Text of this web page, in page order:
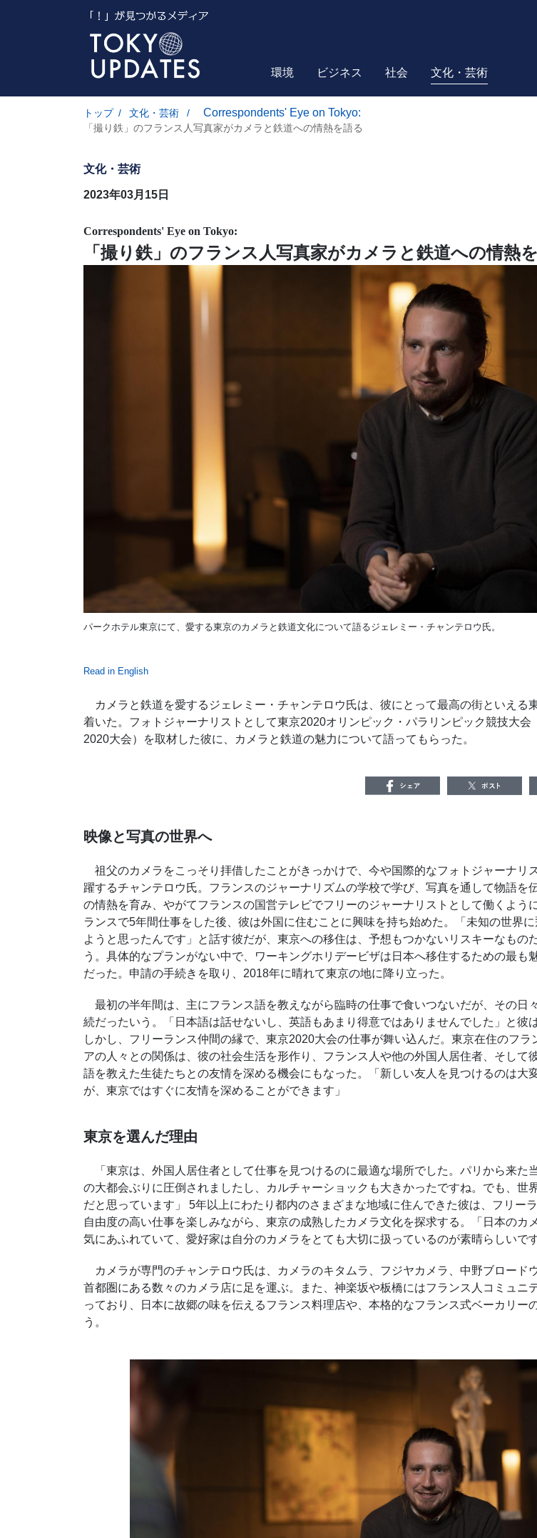
環境 ビジネス 社会 文化・芸術
トップ / 文化・芸術 / Correspondents' Eye on Tokyo:
「撮り鉄」のフランス人写真家がカメラと鉄道への情熱を語る
文化・芸術
2023年03月15日
Correspondents' Eye on Tokyo:
「撮り鉄」のフランス人写真家がカメラと鉄道への情熱
パークホテル東京にて、愛する東京のカメラと鉄道文化について語るジェレミー・チャンテロウ氏。
Read in English
カメラと鉄道を愛するジェレミー・チャンテロウ氏は、彼にとって最高の街といえる
着いた。フォトジャーナリストとして東京2020オリンピック・パラリンピック競技大会
2020大会）を取材した彼に、カメラと鉄道の魅力について語ってもらった。
映像と写真の世界へ
祖父のカメラをこっそり拝借したことがきっかけで、今や国際的なフォトジャーナリ
躍するチャンテロウ氏。フランスのジャーナリズムの学校で学び、写真を通して物語を
の情熱を育み、やがてフランスの国営テレビでフリーのジャーナリストとして働くよう
ランスで5年間仕事をした後、彼は外国に住むことに興味を持ち始めた。「未知の世界
ようと思ったんです」と話す彼だが、東京への移住は、予想もつかないリスキーなもの
う。具体的なプランがない中で、ワーキングホリデービザは日本へ移住するための最も
だった。申請の手続きを取り、2018年に晴れて東京の地に降り立った。
最初の半年間は、主にフランス語を教えながら臨時の仕事で食いつないだが、その日
続だったいう。「日本語は話せないし、英語もあまり得意ではありませんでした」と彼
しかし、フリーランス仲間の縁で、東京2020大会の仕事が舞い込んだ。東京在住のフラ
アの人々との関係は、彼の社会生活を形作り、フランス人や他の外国人居住者、そして
語を教えた生徒たちとの友情を深める機会にもなった。「新しい友人を見つけるのは大
が、東京ではすぐに友情を深めることができます」
東京を選んだ理由
「東京は、外国人居住者として仕事を見つけるのに最適な場所でした。パリから来た
の大都会ぶりに圧倒されましたし、カルチャーショックも大きかったですね。でも、世
だと思っています」 5年以上にわたり都内のさまざまな地域に住んできた彼は、フリー
自由度の高い仕事を楽しみながら、東京の成熟したカメラ文化を探求する。「日本のカ
気にあふれていて、愛好家は自分のカメラをとても大切に扱っているのが素晴らしいです
カメラが専門のチャンテロウ氏は、カメラのキタムラ、フジヤカメラ、中野ブロード
首都圏にある数々のカメラ店に足を運ぶ。また、神楽坂や板橋にはフランス人コミュニ
っており、日本に故郷の味を伝えるフランス料理店や、本格的なフランス式ベーカリー
う。